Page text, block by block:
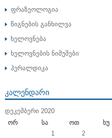
ფრაზეოლოგია
წიგნების განხილვა
ხელოვნება
ხელოვნების ნიმუშები
ჰერალდიკა
ᲙᲐᲚᲔᲜᲓᲐᲠᲘ
ᲓᲔᲙᲔᲛᲑᲔᲠᲘ 2020
Ორ
Სა Ოთ Ხუ
1
2